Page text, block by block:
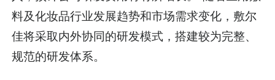
料及化妆品行业发展趋势和市场需求变化，敷尔
佳将采取内外协同的研发模式，搭建较为完整、
规范的研发体系。